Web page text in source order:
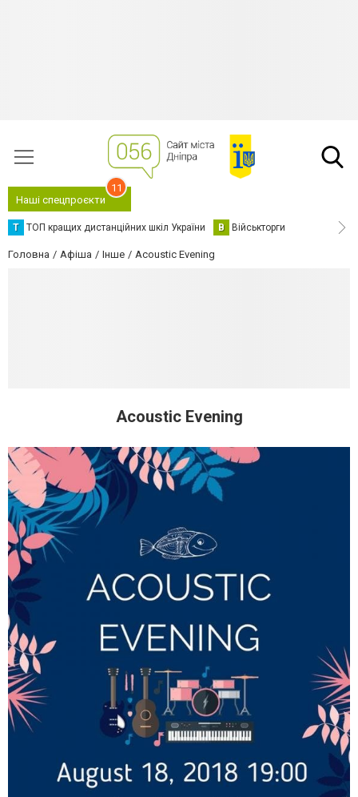
Наші спецпроєкти
11
Т ТОП кращих дистанційних шкіл України В Військторги
Головна Афіша Інше Acoustic Evening
Acoustic Evening